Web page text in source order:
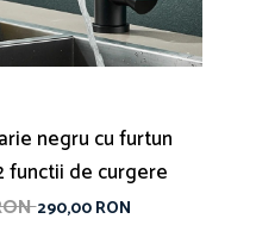
negru cu furtun
functii de curgere
290,00 RON